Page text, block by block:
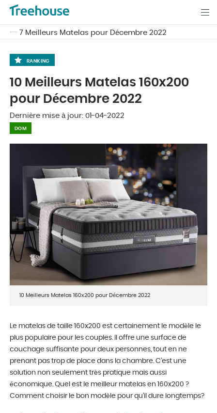
7 Meilleurs Matelas pour Décembre 2022
RANKING
Dernière mise à jour: 01-04-2022
DOM
10 Meilleurs Matelas 160x200
pour Décembre 2022
10 Meilleurs Matelas 160x200 pour Décembre 2022
Le matelas de taille 160x200 est certainement le modèle le
plus populaire pour les couples. Il offre une surface de
couchage suffisante pour deux personnes, tout en ne
prenant pas trop de place dans la chambre. C’est une
solution non seulement très pratique mais aussi
économique. Quel est le meilleur matelas en 160x200 ?
Comment choisir le bon modèle pour qu’il dure longtemps?